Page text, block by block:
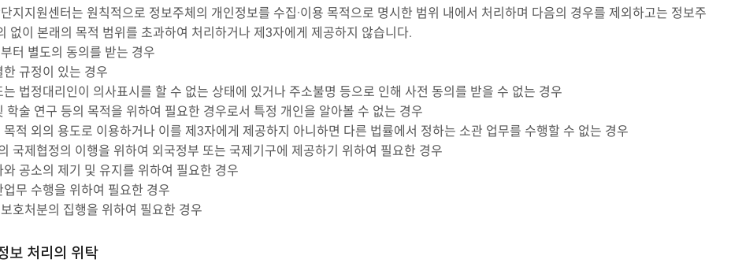
지지원센터는 원칙적으로 정보주체의 개인정보를 수집·이용 목적으로 명시한 범위 내에서 처리하며 다음의 경우를 제외하고는 정보주
없이 본래의 목적 범위를 초과하여 처리하거나 제3자에게 제공하지 않습니다.
터 별도의 동의를 받는 경우
한 규정이 있는 경우
는 법정대리인이 의사표시를 할 수 없는 상태에 있거나 주소불명 등으로 인해 사전 동의를 받을 수 없는 경우
학술 연구 등의 목적을 위하여 필요한 경우로서 특정 개인을 알아볼 수 없는 경우
목적 외의 용도로 이용하거나 이를 제3자에게 제공하지 아니하면 다른 법률에서 정하는 소관 업무를 수행할 수 없는 경우
국제협정의 이행을 위하여 외국정부 또는 국제기구에 제공하기 위하여 필요한 경우
와 공소의 제기 및 유지를 위하여 필요한 경우
업무 수행을 위하여 필요한 경우
호처분의 집행을 위하여 필요한 경우
보 처리의 위탁